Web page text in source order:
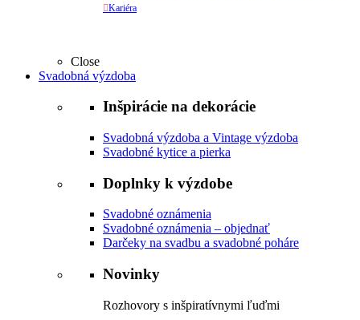
Kariéra
Close
Svadobná výzdoba
Inšpirácie na dekorácie
Svadobná výzdoba a Vintage výzdoba
Svadobné kytice a pierka
Doplnky k výzdobe
Svadobné oznámenia
Svadobné oznámenia – objednať
Darčeky na svadbu a svadobné poháre
Novinky
Rozhovory s inšpiratívnymi ľuďmi